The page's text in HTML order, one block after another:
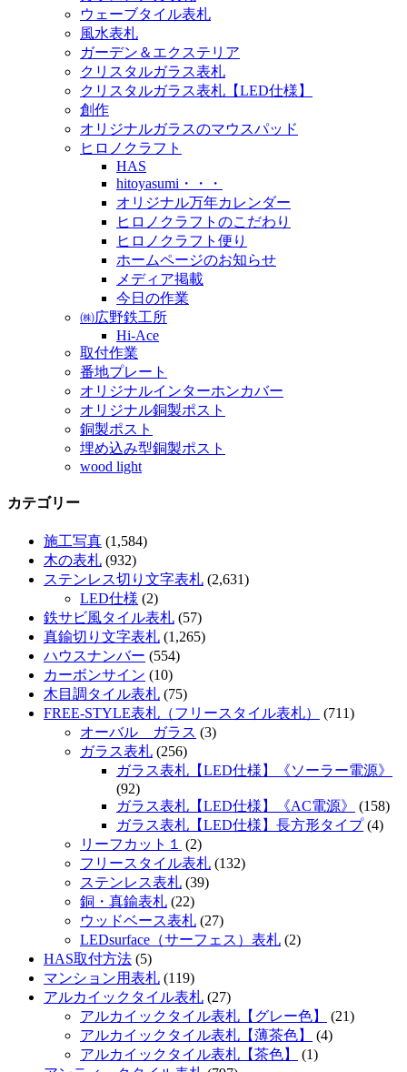
ウェーブタイル表札
風水表札
ガーデン＆エクステリア
クリスタルガラス表札
クリスタルガラス表札【LED仕様】
創作
オリジナルガラスのマウスパッド
ヒロノクラフト
HAS
hitoyasumi・・・
オリジナル万年カレンダー
ヒロノクラフトのこだわり
ヒロノクラフト便り
ホームページのお知らせ
メディア掲載
今日の作業
㈱広野鉄工所
Hi-Ace
取付作業
番地プレート
オリジナルインターホンカバー
オリジナル銅製ポスト
銅製ポスト
埋め込み型銅製ポスト
wood light
カテゴリー
施工写真 (1,584)
木の表札 (932)
ステンレス切り文字表札 (2,631)
LED仕様 (2)
鉄サビ風タイル表札 (57)
真鍮切り文字表札 (1,265)
ハウスナンバー (554)
カーボンサイン (10)
木目調タイル表札 (75)
FREE-STYLE表札（フリースタイル表札）
(711)
オーバル ガラス (3)
ガラス表札 (256)
ガラス表札【LED仕様】《ソーラー電源》
(92)
ガラス表札【LED仕様】《AC電源》
(158)
ガラス表札【LED仕様】長方形タイプ(4)
リーフカット１
(2)
フリースタイル表札 (132)
ステンレス表札 (39)
銅・真鍮表札 (22)
ウッドベース表札 (27)
LEDsurface（サーフェス）表札 (2)
HAS取付方法 (5)
マンション用表札 (119)
アルカイックタイル表札 (27)
アルカイックタイル表札【グレー色】
(21)
アルカイックタイル表札【薄茶色】
(4)
アルカイックタイル表札【茶色】
(1)